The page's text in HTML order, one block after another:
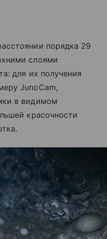
порядка 29
слоями
для их получения
JunoCam,
в видимом
красочности